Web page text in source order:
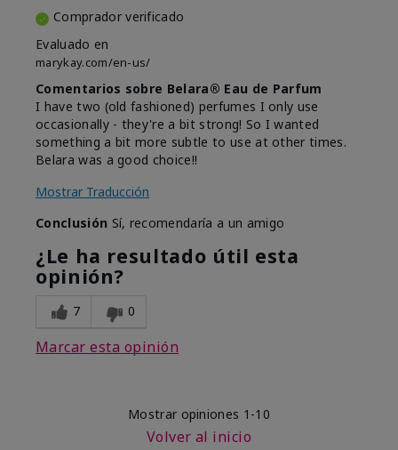
Comprador verificado
Evaluado en
marykay.com/en-us/
Comentarios sobre Belara® Eau de Parfum
I have two (old fashioned) perfumes I only use
occasionally - they're a bit strong! So I wanted
something a bit more subtle to use at other times.
Belara was a good choice!!
Mostrar Traducción
Conclusión Sí, recomendaría a un amigo
¿Le ha resultado útil esta
opinión?
7 0
Marcar esta opinión
Mostrar opiniones 1-10
Volver al inicio